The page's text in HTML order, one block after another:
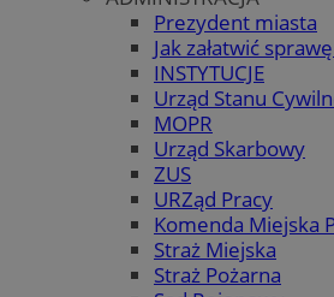
Prezydent miasta
Jak załatwić
INSTYTUCJE
Urząd Stanu
MOPR
Urząd Skarbowy
ZUS
URZąd Pracy
Komenda Miejska
Straż Miejska
Straż Pożarna